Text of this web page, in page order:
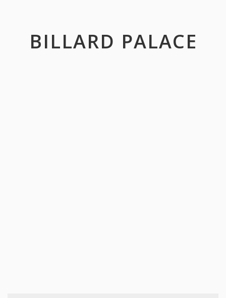
BILLARD PALACE